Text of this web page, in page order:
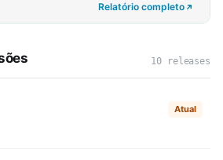
Relatório completo
10 releases
Atual